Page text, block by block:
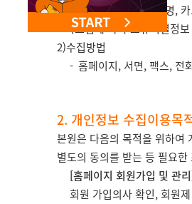
신용카드 결제 카드사명,
* 의료법에 따라 고유식별정
2)수집방법
홈페이지, 서면, 팩스, 전
2. 개인정보 수집이용목
본원은 다음의 목적을 위하여
별도의 동의를 받는 등 필요
[홈페이지 회원가입 및 관
회원 가입의사 확인, 회원